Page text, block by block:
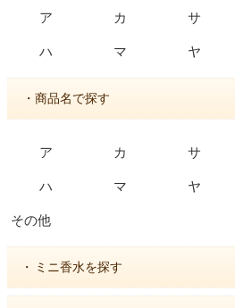
ア カ サ
ハ マ ヤ
・商品名で探す
ア カ サ
ハ マ ヤ
その他
・ ミニ香水を探す